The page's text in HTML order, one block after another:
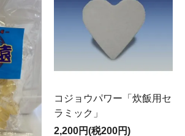
コジョウパワー「炊飯用セ
ラミック」
2,200円(税200円)